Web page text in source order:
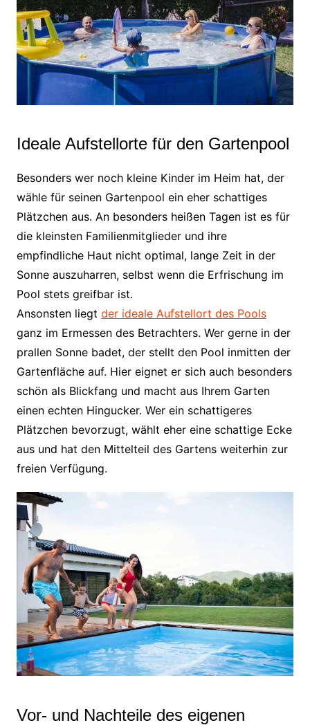
Ideale Aufstellorte für den Gartenpool
Besonders wer noch kleine Kinder im Heim hat, der
wähle für seinen Gartenpool ein eher schattiges
Plätzchen aus. An besonders heißen Tagen ist es für
die kleinsten Familienmitglieder und ihre
empfindliche Haut nicht optimal, lange Zeit in der
Sonne auszuharren, selbst wenn die Erfrischung im
Pool stets greifbar ist.
Ansonsten liegt der ideale Aufstellort des Pools
ganz im Ermessen des Betrachters. Wer gerne in der
prallen Sonne badet, der stellt den Pool inmitten der
Gartenfläche auf. Hier eignet er sich auch besonders
schön als Blickfang und macht aus Ihrem Garten
einen echten Hingucker. Wer ein schattigeres
Plätzchen bevorzugt, wählt eher eine schattige Ecke
aus und hat den Mittelteil des Gartens weiterhin zur
freien Verfügung.
Vor- und Nachteile des eigenen